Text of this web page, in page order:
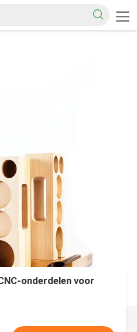
onderdelen voor